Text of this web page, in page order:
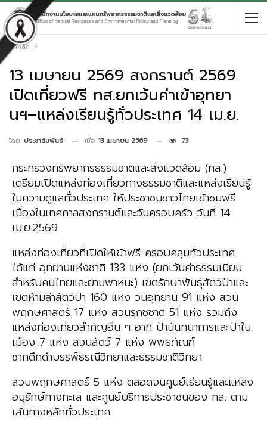
หน้าหลัก
13 เมษายน 2569 สงกรานต์ 2569
เปิดเที่ยวฟรี ทส.ยกเว้นค่าเข้าอุทยา
นฯ–แหล่งเรียนรู้ทั่วประเทศ 14 เม.ย.
โดย ประชาสัมพันธ์ เมื่อ 13 เมษายน 2569 73
กระทรวงทรัพยากรธรรมชาติและสิ่งแวดล้อม (ทส.)
เตรียมเปิดแหล่งท่องเที่ยวทางธรรมชาติและแหล่งเรียนรู้
ในความดูแลทั่วประเทศ ให้ประชาชนชาวไทยเข้าชมฟรี
เนื่องในเทศกาลสงกรานต์และวันครอบครัว วันที่ 14
เม.ย.2569
แหล่งท่องเที่ยวที่เปิดให้เข้าฟรี ครอบคลุมทั่วประเทศ
ได้แก่ อุทยานแห่งชาติ 133 แห่ง (ยกเว้นค่าธรรมเนียม
สำหรับคนไทยและยานพาหนะ) เขตรักษาพันธุ์สัตว์ป่าและ
เขตห้ามล่าสัตว์ป่า 160 แห่ง วนอุทยาน 91 แห่ง สวน
พฤกษศาสตร์ 17 แห่ง สวนรุกชชาติ 51 แห่ง รวมถึง
แหล่งท่องเที่ยวสำคัญอื่น ๆ อาทิ ป่านันทนาการและป่าใน
เมือง 7 แห่ง สวนสัตว์ 7 แห่ง พิพิธภัณฑ์
ซากดึกดำบรรพ์ธรณีวิทยาและธรรมชาติวิทยา
สวนพฤกษศาสตร์ 5 แห่ง ตลอดจนศูนย์เรียนรู้และแหล่ง
อนุรักษ์ทางทะเล และศูนย์บริการประชาชนของ ทส. ตาม
เส้นทางหลักทั่วประเทศ